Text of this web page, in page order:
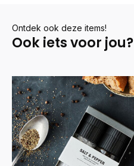
Ontdek ook deze items!
Ook iets voor jou?